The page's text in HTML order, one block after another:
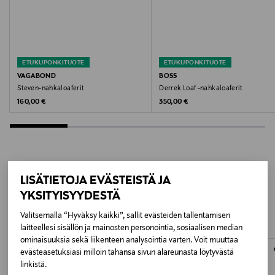
LISÄTIETOJA EVÄSTEISTÄ JA
YKSITYISYYDESTÄ
Valitsemalla “Hyväksy kaikki”, sallit evästeiden tallentamisen
laitteellesi sisällön ja mainosten personointia, sosiaalisen median
ominaisuuksia sekä liikenteen analysointia varten. Voit muuttaa
evästeasetuksiasi milloin tahansa sivun alareunasta löytyvästä
linkistä.
Portugali
Valmistajan tuotenumero
M021FC
Digitaalinen osoite
info@acc3ss.com
ETUKUPONKITUOTE
VAGABOND
Steven-nahkaloaferit
Original Price
160,00 €
ETUKUPONKITUOTE
BOSS
Derrek Loaf -nahkaloaferit
Original Price
350,00 €
LISÄÄ KIINNOSTAVIA
TUOTTEITA